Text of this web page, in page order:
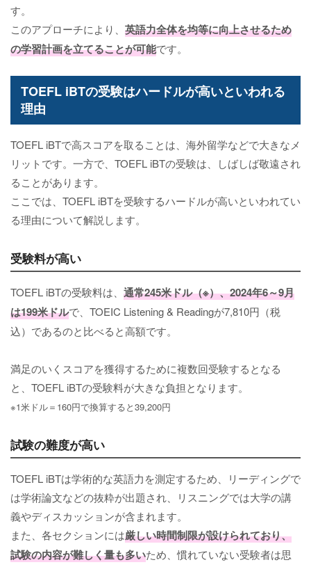
す。
このアプローチにより、 英語力全体を均等に向上させるため
の学習計画を立てることが可能です。
TOEFL iBTの受験はハードルが高いといわれる
理由
TOEFL iBTで高スコアを取ることは、海外留学などで大きなメ
リットです。一方で、TOEFL iBTの受験は、しばしば敬遠され
ることがあります。
ここでは、TOEFL iBTを受験するハードルが高いといわれてい
る理由について解説します。
受験料が高い
TOEFL iBTの受験料は、 通常245米ドル（※）、2024年6～9月
は199米ドルで、TOEIC Listening & Readingが7,810円（税
込）であるのと比べると高額です。
満足のいくスコアを獲得するために複数回受験するとなる
と、TOEFL iBTの受験料が大きな負担となります。
※1米ドル＝160円で換算すると39,200円
試験の難度が高い
TOEFL iBTは学術的な英語力を測定するため、リーディングで
は学術論文などの抜粋が出題され、リスニングでは大学の講
義やディスカッションが含まれます。
また、各セクションには厳しい時間制限が設けられており、
試験の内容が難しく量も多いため、慣れていない受験者は思